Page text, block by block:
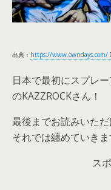
出典： https://www.owndays.com/
日本で最初にスプレ
のKAZZROCKさん！
最後までお読みいた
それでは纏めていき
ス